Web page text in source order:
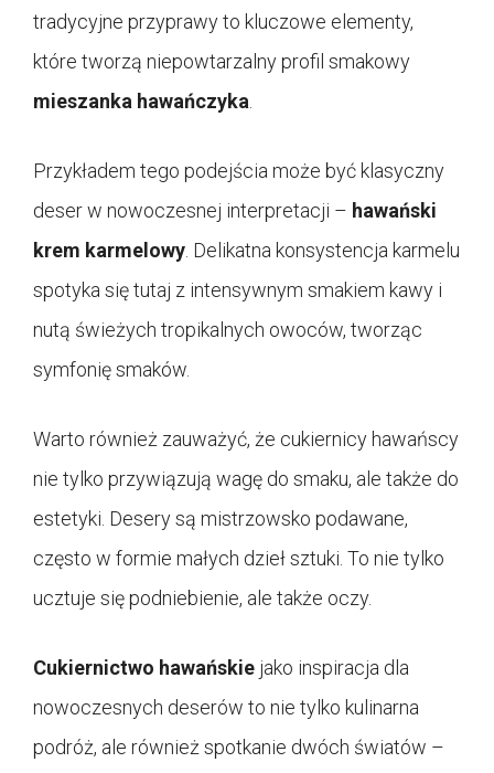
tradycyjne przyprawy to kluczowe elementy,
które tworzą niepowtarzalny profil smakowy
mieszanka hawańczyka
Przykładem tego podejścia może być klasyczny
deser w nowoczesnej interpretacji – hawański
krem karmelowy . Delikatna konsystencja karmelu
spotyka się tutaj z intensywnym smakiem kawy i
nutą świeżych tropikalnych owoców, tworząc
symfonię smaków.
Warto również zauważyć, że cukiernicy hawańscy
nie tylko przywiązują wagę do smaku, ale także do
estetyki. Desery są mistrzowsko podawane,
często w formie małych dzieł sztuki. To nie tylko
ucztuje się podniebienie, ale także oczy.
Cukiernictwo hawańskie jako inspiracja dla
nowoczesnych deserów to nie tylko kulinarna
podróż, ale również spotkanie dwóch światów –